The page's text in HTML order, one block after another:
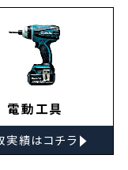
電動工具
実績はコチラ ▸